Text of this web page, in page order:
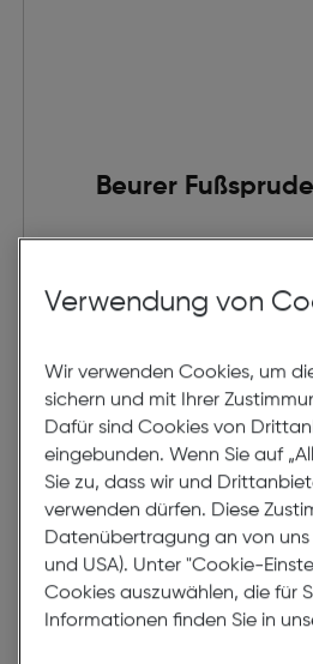
Beurer
in den
Verwendung von
Wir verwenden Cookies, um
sichern und mit Ihrer
Dafür sind Cookies von
eingebunden. Wenn Sie auf
Sie zu, dass wir und
verwenden dürfen. Diese
Datenübertragung an von
und USA). Unter "Cookie-
Cookies auszuwählen, die für
Informationen finden Sie in